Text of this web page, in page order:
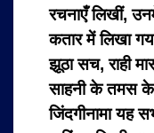
रचनाएँ लिखीं,
कतार में लिखा
झूठा सच, राही
साहनी के तमस के
जिंदगीनामा यह